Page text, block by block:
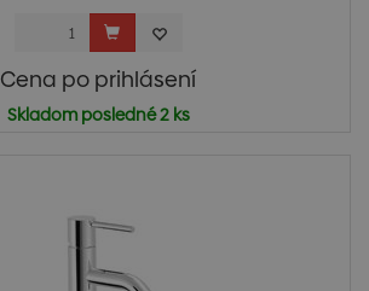
Cena po prihlásení
Skladom posledné 2 ks